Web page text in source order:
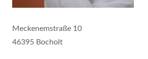
Meckenemstraße 10
46395 Bocholt